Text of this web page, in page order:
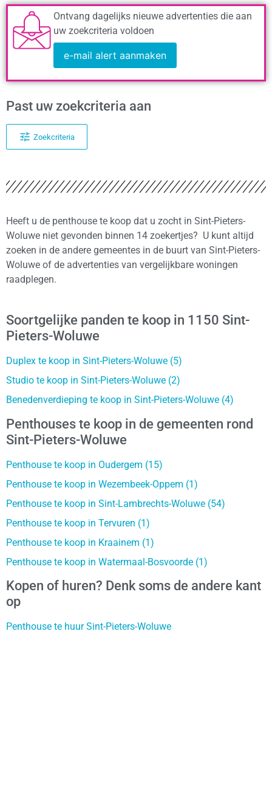
Ontvang dagelijks nieuwe advertenties die aan
uw zoekcriteria voldoen
e-mail alert aanmaken
Past uw zoekcriteria aan
Zoekcriteria
Heeft u de penthouse te koop dat u zocht in Sint-Pieters-
Woluwe niet gevonden binnen 14 zoekertjes? U kunt altijd
zoeken in de andere gemeentes in de buurt van Sint-Pieters-
Woluwe of de advertenties van vergelijkbare woningen
raadplegen.
Soortgelijke panden te koop in 1150 Sint-
Pieters-Woluwe
Duplex te koop in Sint-Pieters-Woluwe (5)
Studio te koop in Sint-Pieters-Woluwe (2)
Benedenverdieping te koop in Sint-Pieters-Woluwe (4)
Penthouses te koop in de gemeenten rond
Sint-Pieters-Woluwe
Penthouse te koop in Oudergem (15)
Penthouse te koop in Wezembeek-Oppem (1)
Penthouse te koop in Sint-Lambrechts-Woluwe (54)
Penthouse te koop in Tervuren (1)
Penthouse te koop in Kraainem (1)
Penthouse te koop in Watermaal-Bosvoorde (1)
Kopen of huren? Denk soms de andere kant
op
Penthouse te huur Sint-Pieters-Woluwe